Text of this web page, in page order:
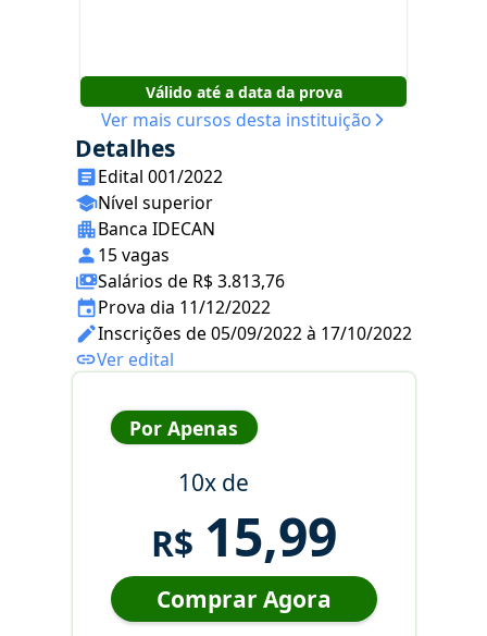
Válido até a data da prova
Ver mais cursos desta instituição
Detalhes
Edital 001/2022
Nível superior
Banca IDECAN
15 vagas
Salários de R$ 3.813,76
Prova dia 11/12/2022
Inscrições de 05/09/2022 à 17/10/2022
Ver edital
Por Apenas
10x de
R$ 15,99
Comprar Agora